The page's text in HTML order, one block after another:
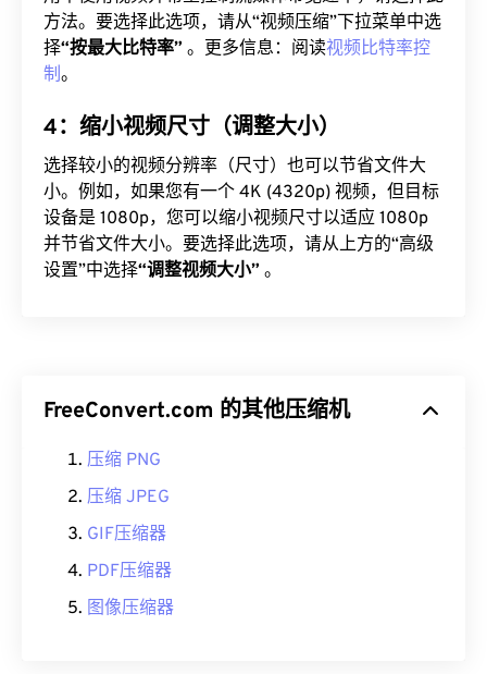
方法。要选择此选项，请从“视频压缩”下拉菜单中选
择“按最大比特率” 。更多信息：阅读视频比特率控
制。
4：缩小视频尺寸（调整大小）
选择较小的视频分辨率（尺寸）也可以节省文件大
小。例如，如果您有一个 4K (4320p) 视频，但目标
设备是 1080p，您可以缩小视频尺寸以适应 1080p
并节省文件大小。要选择此选项，请从上方的“高级
设置”中选择“调整视频大小” 。
FreeConvert.com 的其他压缩机
压缩 PNG
压缩 JPEG
GIF压缩器
PDF压缩器
图像压缩器